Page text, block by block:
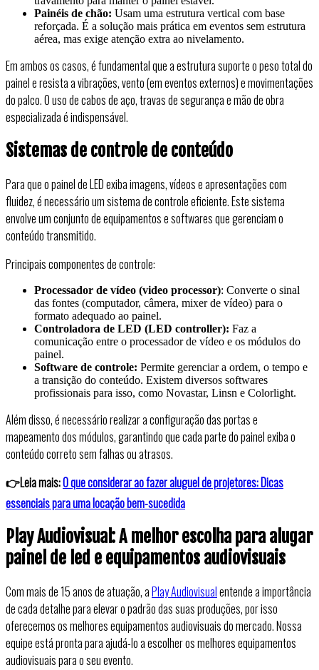
Painéis de chão: Usam uma estrutura vertical com base
reforçada. É a solução mais prática em eventos sem estrutura
aérea, mas exige atenção extra ao nivelamento.
Em ambos os casos, é fundamental que a estrutura suporte o peso total do
painel e resista a vibrações, vento (em eventos externos) e movimentações
do palco. O uso de cabos de aço, travas de segurança e mão de obra
especializada é indispensável.
Sistemas de controle de conteúdo
Para que o painel de LED exiba imagens, vídeos e apresentações com
fluidez, é necessário um sistema de controle eficiente. Este sistema
envolve um conjunto de equipamentos e softwares que gerenciam o
conteúdo transmitido.
Principais componentes de controle:
Processador de vídeo (video processor): Converte o sinal
das fontes (computador, câmera, mixer de vídeo) para o
formato adequado ao painel.
Controladora de LED (LED controller): Faz a
comunicação entre o processador de vídeo e os módulos do
painel.
Software de controle: Permite gerenciar a ordem, o tempo e
a transição do conteúdo. Existem diversos softwares
profissionais para isso, como Novastar, Linsn e Colorlight.
Além disso, é necessário realizar a configuração das portas e
mapeamento dos módulos, garantindo que cada parte do painel exiba o
conteúdo correto sem falhas ou atrasos.
👉Leia mais:O que considerar ao fazer aluguel de projetores: Dicas
essenciais para uma locação bem-sucedida
Play Audiovisual: A melhor escolha para alugar
painel de led e equipamentos audiovisuais
Com mais de 15 anos de atuação, aPlay Audiovisualentende a importância
de cada detalhe para elevar o padrão das suas produções, por isso
oferecemos os melhores equipamentos audiovisuais do mercado. Nossa
equipe está pronta para ajudá-lo a escolher os melhores equipamentos
audiovisuais para o seu evento.